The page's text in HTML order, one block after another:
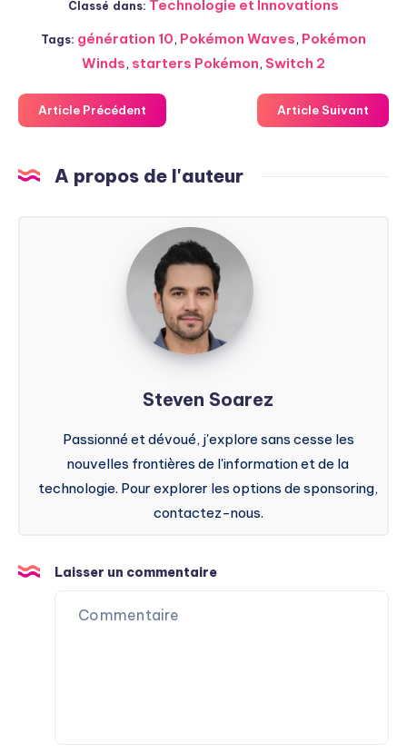
Classé dans: Technologie et Innovations
Tags: génération 10, Pokémon Waves, Pokémon
Winds, starters Pokémon, Switch 2
Article Précédent Article Suivant
A propos de l'auteur
Steven
Soarez
Steven Soarez
Passionné et dévoué, j'explore sans cesse les
nouvelles frontières de l'information et de la
technologie. Pour explorer les options de sponsoring,
contactez-nous.
Laisser un commentaire